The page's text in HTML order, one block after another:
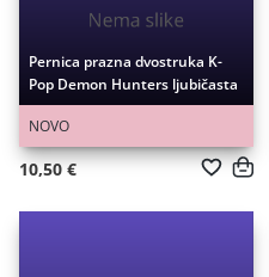
Pernica prazna dvostruka K-
Pop Demon Hunters ljubičasta
NOVO
10,50 €